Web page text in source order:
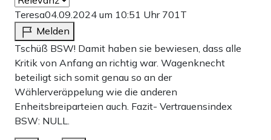
Teresa04.09.2024 um 10:51 Uhr 701T
Melden
Tschüß BSW! Damit haben sie bewiesen, dass alle
Kritik von Anfang an richtig war. Wagenknecht
beteiligt sich somit genau so an der
Wählerveräppelung wie die anderen
Enheitsbreiparteien auch. Fazit- Vertrauensindex
BSW: NULL.